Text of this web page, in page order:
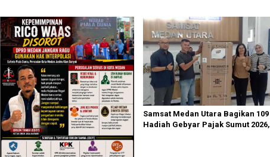
Samsat Medan Utara Bagikan 109
Hadiah Gebyar Pajak Sumut 2026,